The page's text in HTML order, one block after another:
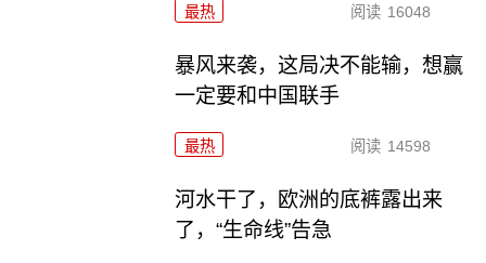
最热 阅读 16048
暴风来袭，这局决不能输，想赢
一定要和中国联手
最热 阅读 14598
河水干了，欧洲的底裤露出来
了，“生命线”告急